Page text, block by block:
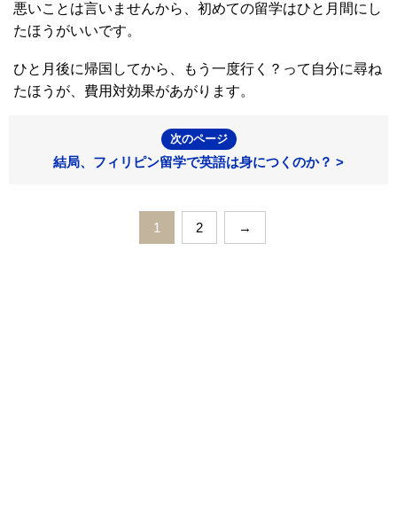
悪いことは言いませんから、初めての留学はひと月間にし
たほうがいいです。
ひと月後に帰国してから、もう一度行く？って自分に尋ね
たほうが、費用対効果があがります。
次のページ
結局、フィリピン留学で英語は身につくのか？ >
1 2 →